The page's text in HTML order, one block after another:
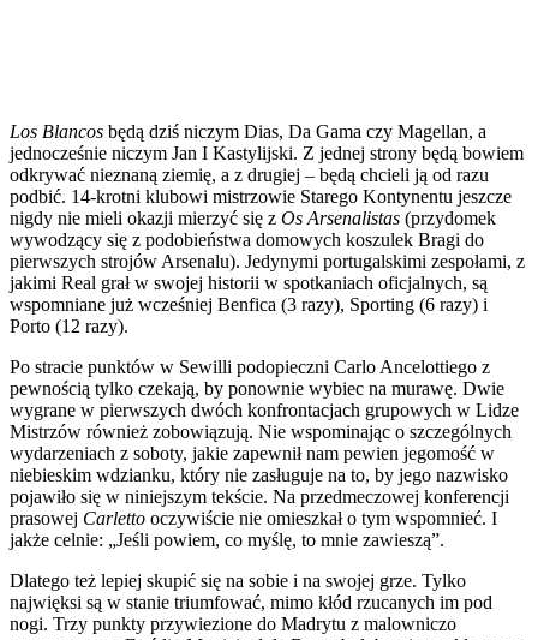
Los Blancos będą dziś niczym Dias, Da Gama czy Magellan, a
jednocześnie niczym Jan I Kastylijski. Z jednej strony będą bowiem
odkrywać nieznaną ziemię, a z drugiej – będą chcieli ją od razu
podbić. 14-krotni klubowi mistrzowie Starego Kontynentu jeszcze
nigdy nie mieli okazji mierzyć się z Os Arsenalistas (przydomek
wywodzący się z podobieństwa domowych koszulek Bragi do
pierwszych strojów Arsenalu). Jedynymi portugalskimi zespołami, z
jakimi Real grał w swojej historii w spotkaniach oficjalnych, są
wspomniane już wcześniej Benfica (3 razy), Sporting (6 razy) i
Porto (12 razy).
Po stracie punktów w Sewilli podopieczni Carlo Ancelottiego z
pewnością tylko czekają, by ponownie wybiec na murawę. Dwie
wygrane w pierwszych dwóch konfrontacjach grupowych w Lidze
Mistrzów również zobowiązują. Nie wspominając o szczególnych
wydarzeniach z soboty, jakie zapewnił nam pewien jegomość w
niebieskim wdzianku, który nie zasługuje na to, by jego nazwisko
pojawiło się w niniejszym tekście. Na przedmeczowej konferencji
prasowej Carletto oczywiście nie omieszkał o tym wspomnieć. I
jakże celnie: „Jeśli powiem, co myślę, to mnie zawieszą”.
Dlatego też lepiej skupić się na sobie i na swojej grze. Tylko
najwięksi są w stanie triumfować, mimo kłód rzucanych im pod
nogi. Trzy punkty przywiezione do Madrytu z malowniczo